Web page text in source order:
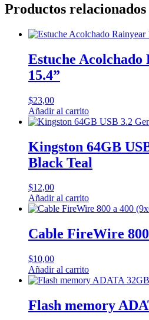
Productos relacionados
Estuche Acolchado
15.4”
$23,00
Añadir al carrito
Kingston 64GB
Black Teal
$12,00
Añadir al carrito
Cable FireWire
$10,00
Añadir al carrito
Flash memory